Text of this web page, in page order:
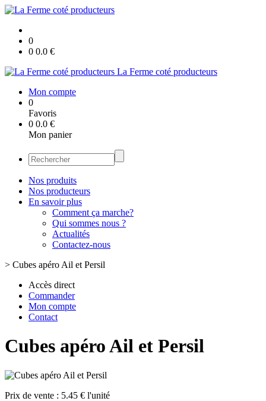
0
0 0.0 €
La Ferme coté producteurs
Mon compte
0
Favoris
0 0.0 €
Mon panier
Nos produits
Nos producteurs
En savoir plus
Comment ça marche?
Qui sommes nous ?
Actualités
Contactez-nous
> Cubes apéro Ail et Persil
Accès direct
Commander
Mon compte
Contact
Cubes apéro Ail et Persil
Prix de vente : 5.45 € l'unité